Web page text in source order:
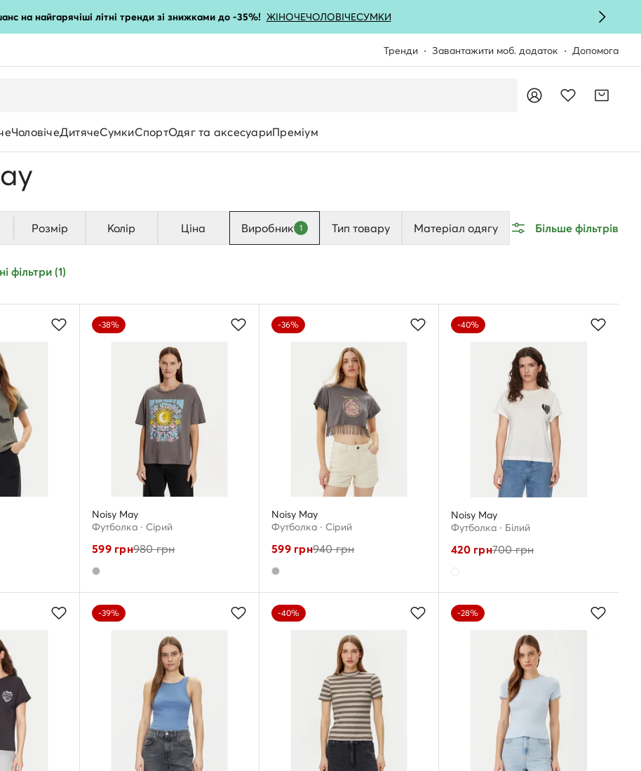
на найгарячіші літні тренди зі знижками до -35%! ЖІНОЧЕЧОЛОВІЧЕСУМКИ
Тренди Завантажити моб. додаток Допомога
ЧоловічеДитячеСумкиСпортОдяг та аксесуариПреміум
Розмір Колір Ціна Виробник 1 Тип товару Матеріал одягу Більше фільтрів
фільтри (1)
-38%
Noisy May
Футболка · Сірий
599грн980грн
-36%
Noisy May
Футболка · Сірий
599грн940грн
-40%
Noisy May
Футболка · Білий
420грн700грн
-39% -40% -28%